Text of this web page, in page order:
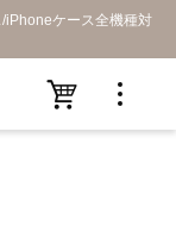
iPhoneケース全機種対